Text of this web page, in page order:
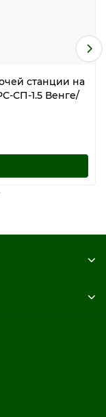
станции на
СП-1.5 Венге/